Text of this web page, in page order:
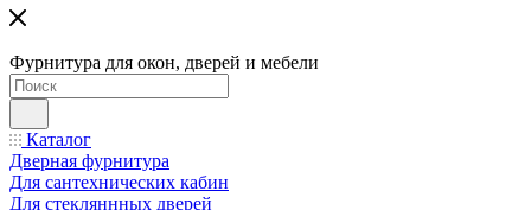
Фурнитура для окон, дверей и мебели
Каталог
Дверная фурнитура
Для сантехнических кабин
Для стекляннных дверей